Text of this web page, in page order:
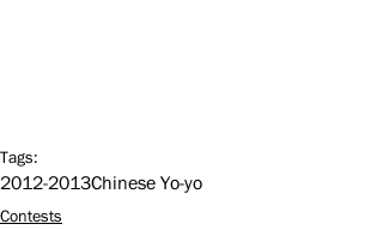
Tags:
2012-2013Chinese Yo-yo
Contests